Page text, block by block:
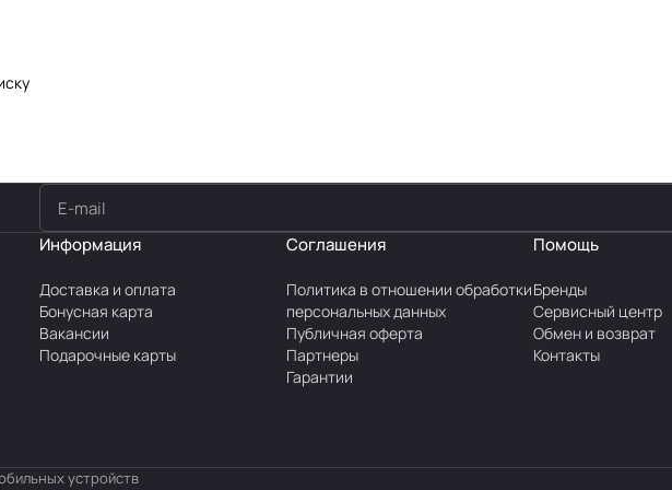
Информация
Доставка и оплата
Бонусная карта
Вакансии
Подарочные карты
Соглашения
Политика в отношении обработки
персональных данных
Публичная оферта
Партнеры
Гарантии
Помощь
Бренды
Сервисный центр
Обмен и возврат
Контакты
устройств